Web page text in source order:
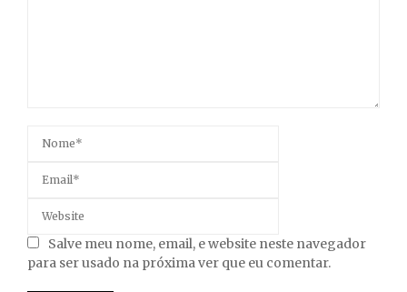
Salve meu nome, email, e website neste navegador
para ser usado na próxima ver que eu comentar.